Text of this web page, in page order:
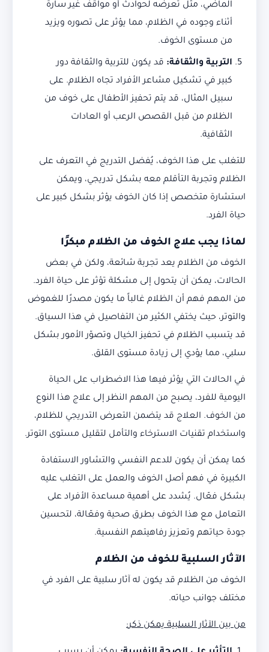
الماضي، مثل تعرضه لحوادث أو مواقف غير سارة
أثناء وجوده في الظلام، مما يؤثر على تصوره ويزيد
من مستوى الخوف.
التربية والثقافة: قد يكون للتربية والثقافة دور
كبير في تشكيل مشاعر الأفراد تجاه الظلام. على
سبيل المثال، قد يتم تحفيز الأطفال على خوف من
الظلام من قبل القصص الرعب أو العادات
الثقافية.
للتغلب على هذا الخوف، يُفضل التدريج في التعرف على
الظلام وتجربة التأقلم معه بشكل تدريجي، ويمكن
استشارة متخصص إذا كان الخوف يؤثر بشكل كبير على
حياة الفرد.
لماذا يجب علاج الخوف من الظلام مبكرًا
الخوف من الظلام يعد تجربة شائعة، ولكن في بعض
الحالات، يمكن أن يتحول إلى مشكلة تؤثر على حياة الفرد.
من المهم فهم أن الظلام غالباً ما يكون مصدرًا للغموض
والتوتر، حيث يختفي الكثير من التفاصيل في هذا السياق.
قد يتسبب الظلام في تحفيز الخيال وتصوّر الأمور بشكل
سلبي، مما يؤدي إلى زيادة مستوى القلق.
في الحالات التي يؤثر فيها هذا الاضطراب على الحياة
اليومية للفرد، يصبح من المهم النظر إلى علاج هذا النوع
من الخوف. العلاج قد يتضمن التعرض التدريجي للظلام،
واستخدام تقنيات الاسترخاء والتأمل لتقليل مستوى التوتر.
كما يمكن أن يكون للدعم النفسي والتشاور الاستفادة
الكبيرة في فهم أصل الخوف والعمل على التغلب عليه
بشكل فعّال. يُشدد على أهمية مساعدة الأفراد على
التعامل مع هذا الخوف بطرق صحية وفعّالة، لتحسين
جودة حياتهم وتعزيز رفاهيتهم النفسية.
الآثار السلبية للخوف من الظلام
الخوف من الظلام قد يكون له آثار سلبية على الفرد في
مختلف جوانب حياته.
من بين الآثار السلبية يمكن ذكر: